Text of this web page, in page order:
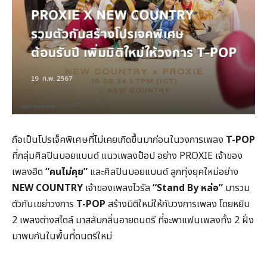
ถือเป็นโปรเจ็คพิเศษที่ไม่เคยเกิดขึ้นมาก่อนในวงการเพลง T-POP
ที่กลุ่มศิลปินบอยแบนด์ แนวเพลงป๊อป อย่าง PROXIE เจ้าของ
เพลงฮิต“คนไม่คุย” และศิลปินบอยแบนด์ ลูกทุ่งยุคใหม่อย่าง
NEW COUNTRY เจ้าของเพลงไวรัล“Stand By หล่อ” มารวม
ตัวกันเขย่าวงการ T-POP สร้างมิติใหม่ให้กับวงการเพลง โดยหยิบ
2 เพลงต่างสไตล์ มาสลับกลิ่นอายดนตรี ที่จะพาแฟนเพลงทั้ง 2 ฝั่ง
มาพบกันในพื้นที่ดนตรีใหม่